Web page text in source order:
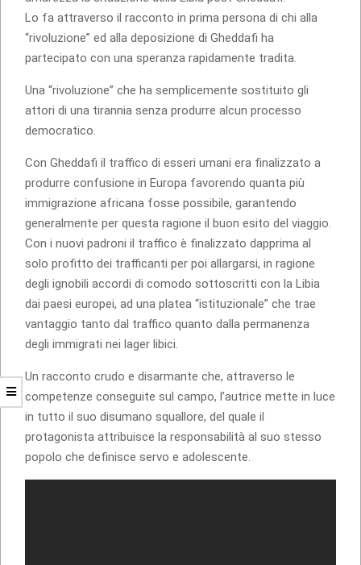
Lo fa attraverso il racconto in prima persona di chi alla
“rivoluzione” ed alla deposizione di Gheddafi ha
partecipato con una speranza rapidamente tradita.
Una “rivoluzione” che ha semplicemente sostituito gli
attori di una tirannia senza produrre alcun processo
democratico.
Con Gheddafi il traffico di esseri umani era finalizzato a
produrre confusione in Europa favorendo quanta più
immigrazione africana fosse possibile, garantendo
generalmente per questa ragione il buon esito del viaggio.
Con i nuovi padroni il traffico è finalizzato dapprima al
solo profitto dei trafficanti per poi allargarsi, in ragione
degli ignobili accordi di comodo sottoscritti con la Libia
dai paesi europei, ad una platea “istituzionale” che trae
vantaggio tanto dal traffico quanto dalla permanenza
degli immigrati nei lager libici.
Un racconto crudo e disarmante che, attraverso le
competenze conseguite sul campo, l’autrice mette in luce
in tutto il suo disumano squallore, del quale il
protagonista attribuisce la responsabilità al suo stesso
popolo che definisce servo e adolescente.